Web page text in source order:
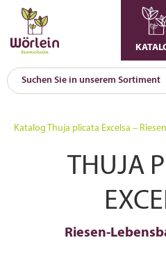
Katalog Thuja plicata Excelsa –
THUJA
Riesen-